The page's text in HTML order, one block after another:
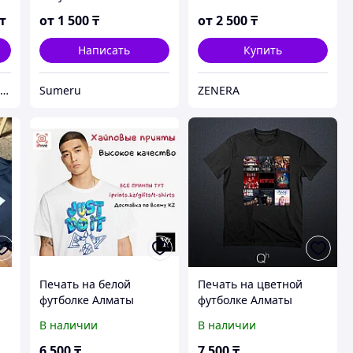
Jildam.Satu Интернет магазин
от 1 500 ₸
Написать
Sumeru
от2 500₸
Купить
ZENERA
Печать на белой
футболке Алматы
В наличии
Печать на цветной
футболке Алматы
В наличии